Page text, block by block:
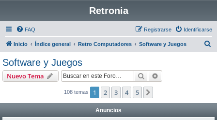
Retronia
FAQ Identificarse
Registrarse
Inicio Índice general Retro Computadores Software y Juegos
Software y Juegos
Nuevo Tema Buscar
108 temas 1 2 3 4 5
Anuncios